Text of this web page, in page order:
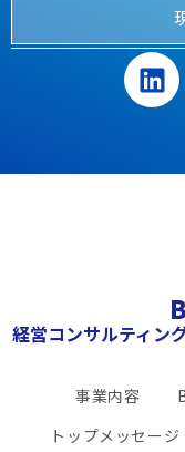
経営コンサルティン
事業内容
トップメッセージ